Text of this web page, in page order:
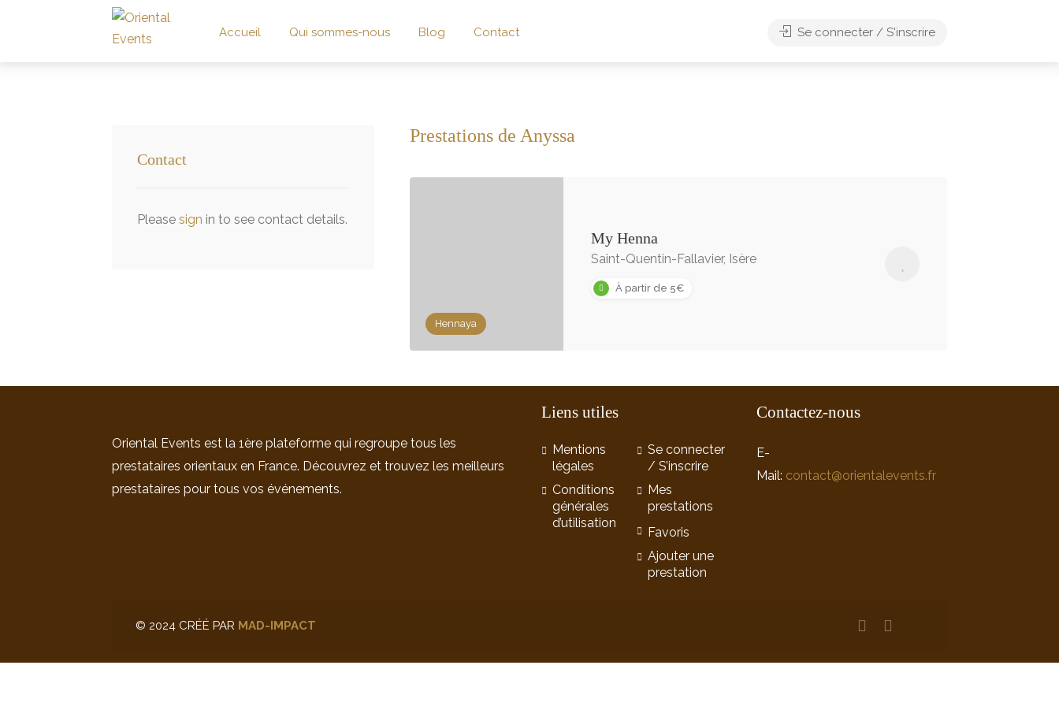
Accueil Qui sommes-nous Blog Contact Se connecter / S'inscrire
Contact
Please sign in to see contact details.
Prestations de Anyssa
Hennaya
My Henna
Saint-Quentin-Fallavier, Isère
À partir de 5€
Oriental Events est la 1ère plateforme qui regroupe tous les
prestataires orientaux en France. Découvrez et trouvez les meilleurs
prestataires pour tous vos événements.
Liens utiles
Mentions
légales
Conditions
générales
d’utilisation
Se connecter
/ S’inscrire
Mes
prestations
Favoris
Ajouter une
prestation
Contactez-nous
E-
Mail: contact@orientalevents.fr
© 2024 CRÉÉ PAR MAD-IMPACT